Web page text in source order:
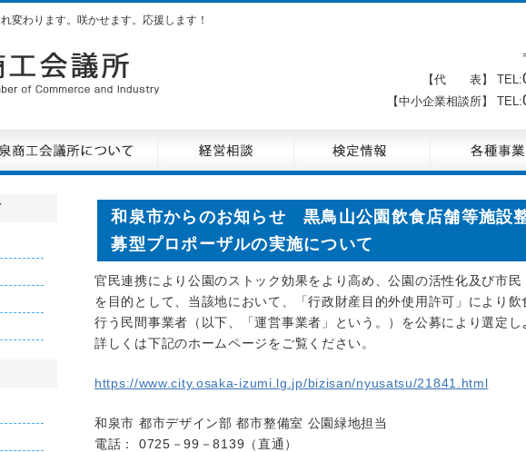
変わります。咲かせます。応援します！
【代 表】 TEL:
【中小企業相談所】 TEL:
和泉市からのお知らせ 黒鳥山公園飲食店舗等施設
募型プロポーザルの実施について
官民連携により公園のストック効果をより高め、公園の活性化及び市
を目的として、当該地において、「行政財産目的外使用許可」により
行う民間事業者（以下、「運営事業者」という。）を公募により選定し
詳しくは下記のホームページをご覧ください。
https://www.city.osaka-izumi.lg.jp/bizisan/nyusatsu/21841.html
和泉市 都市デザイン部 都市整備室 公園緑地担当
電話： 0725－99－8139（直通）